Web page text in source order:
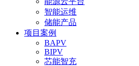
智能运维
储能产品
项目案例
BAPV
BIPV
芯能智充